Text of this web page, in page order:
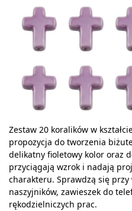
Zestaw 20 koralików w
propozycja do tworzenia
delikatny fioletowy kolor oraz
przyciągają wzrok i nadają
charakteru. Sprawdzą się
naszyjników, zawieszek do
rękodzielniczych prac.